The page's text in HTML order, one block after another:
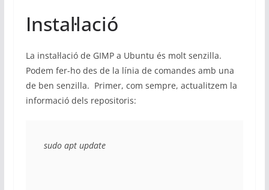
Instal·lació
La instal·lació de GIMP a Ubuntu és molt senzilla.
Podem fer-ho des de la línia de comandes amb una
de ben senzilla. Primer, com sempre, actualitzem la
informació dels repositoris:
sudo apt update